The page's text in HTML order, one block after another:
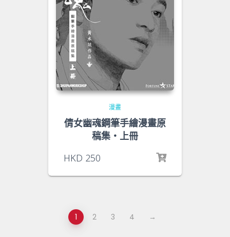
漫畫
倩女幽魂鋼筆手繪漫畫原
稿集‧上冊
HKD 250
1 2 3 4 →